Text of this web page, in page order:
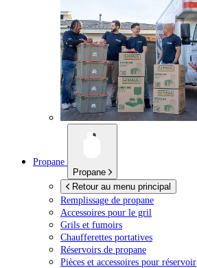
Propane
Propane
Retour au menu principal
Remplissage de propane
Accessoires pour le gril
Grils et fumoirs
Chaufferettes portatives
Réservoirs de propane
Pièces et accessoires pour réservoir